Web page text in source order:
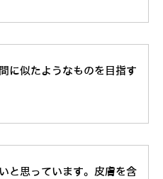
に似たようなものを目指す
と思っています。皮膚を含